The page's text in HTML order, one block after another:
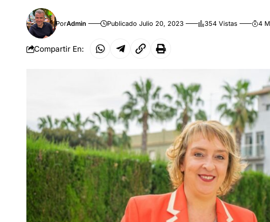
PorAdmin Publicado Julio 20, 2023 354 Vistas 4
Compartir En: